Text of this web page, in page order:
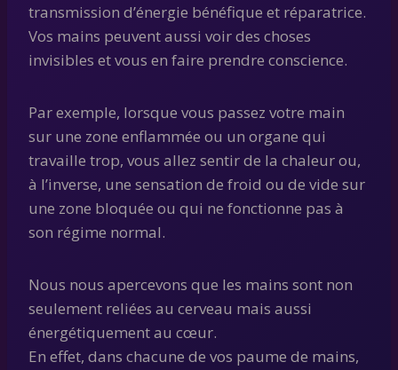
transmission d’énergie bénéfique et réparatrice.
Vos mains peuvent aussi voir des choses
invisibles et vous en faire prendre conscience.
Par exemple, lorsque vous passez votre main
sur une zone enflammée ou un organe qui
travaille trop, vous allez sentir de la chaleur ou,
à l’inverse, une sensation de froid ou de vide sur
une zone bloquée ou qui ne fonctionne pas à
son régime normal.
Nous nous apercevons que les mains sont non
seulement reliées au cerveau mais aussi
énergétiquement au cœur.
En effet, dans chacune de vos paume de mains,